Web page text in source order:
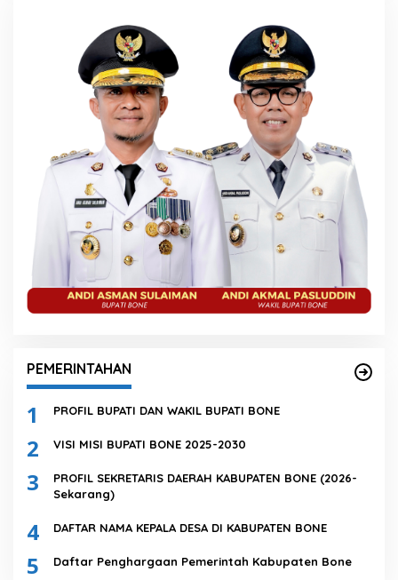
PEMERINTAHAN
1 PROFIL BUPATI DAN WAKIL BUPATI BONE
2 VISI MISI BUPATI BONE 2025-2030
3
PROFIL SEKRETARIS DAERAH KABUPATEN BONE (2026-
Sekarang)
4 DAFTAR NAMA KEPALA DESA DI KABUPATEN BONE
5 Daftar Penghargaan Pemerintah Kabupaten Bone